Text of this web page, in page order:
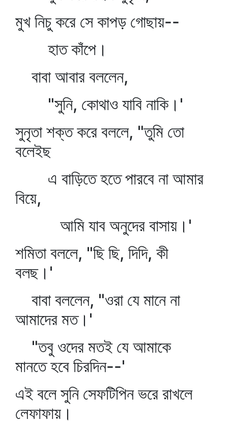
মুখ নিচু করে সে কাপড় গোছায়--
হাত কাঁপে।
বাবা আবার বললেন,
"সুনি, কোথাও যাবি নাকি।'
সুনৃতা শক্ত করে বললে, "তুমি তো
বলেইছ
এ বাড়িতে হতে পারবে না আমার
বিয়ে,
আমি যাব অনুদের বাসায়।'
শমিতা বললে, "ছি ছি, দিদি, কী
বলছ।'
বাবা বললেন, "ওরা যে মানে না
আমাদের মত।'
"তবু ওদের মতই যে আমাকে
মানতে হবে চিরদিন--'
এই বলে সুনি সেফটিপিন ভরে রাখলে
লেফাফায়।